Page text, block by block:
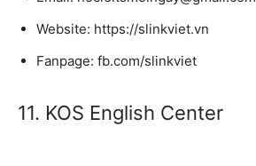
Website: https://slinkviet.vn
Fanpage: fb.com/slinkviet
11. KOS English Center